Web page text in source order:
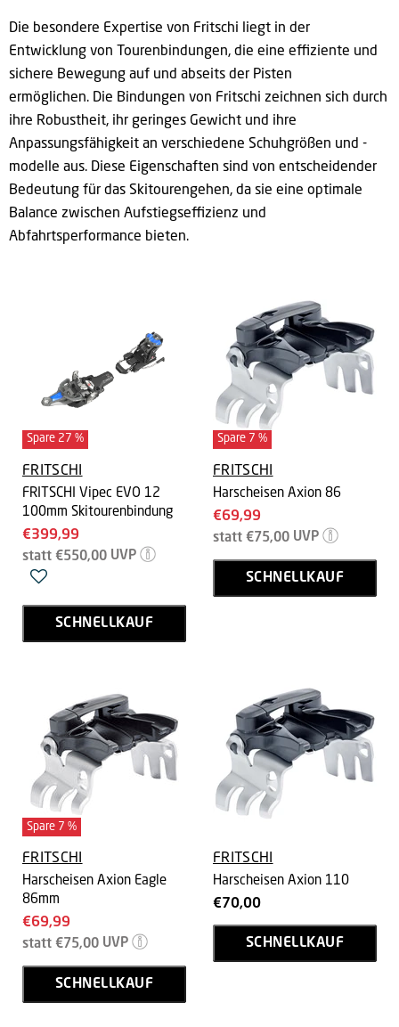
Die besondere Expertise von Fritschi liegt in der
Entwicklung von Tourenbindungen, die eine effiziente und
sichere Bewegung auf und abseits der Pisten
ermöglichen. Die Bindungen von Fritschi zeichnen sich durch
ihre Robustheit, ihr geringes Gewicht und ihre
Anpassungsfähigkeit an verschiedene Schuhgrößen und -
modelle aus. Diese Eigenschaften sind von entscheidender
Bedeutung für das Skitourengehen, da sie eine optimale
Balance zwischen Aufstiegseffizienz und
Abfahrtsperformance bieten.
Spare 27 %
FRITSCHI
FRITSCHI Vipec EVO 12
100mm Skitourenbindung
Aktueller
Preis
€399,99
Ursprünglicher
Preis
statt €550,00 UVP
SCHNELLKAUF
Spare 7 %
FRITSCHI
Harscheisen Axion 86
Aktueller
Preis
€69,99
Ursprünglicher
statt €75,00 UVP
SCHNELLKAUF
Spare 7 %
FRITSCHI
Harscheisen Axion Eagle
86mm
Aktueller
Preis
€69,99
Ursprünglicher
statt €75,00 UVP
SCHNELLKAUF
FRITSCHI
Harscheisen Axion 110
€70,00
SCHNELLKAUF